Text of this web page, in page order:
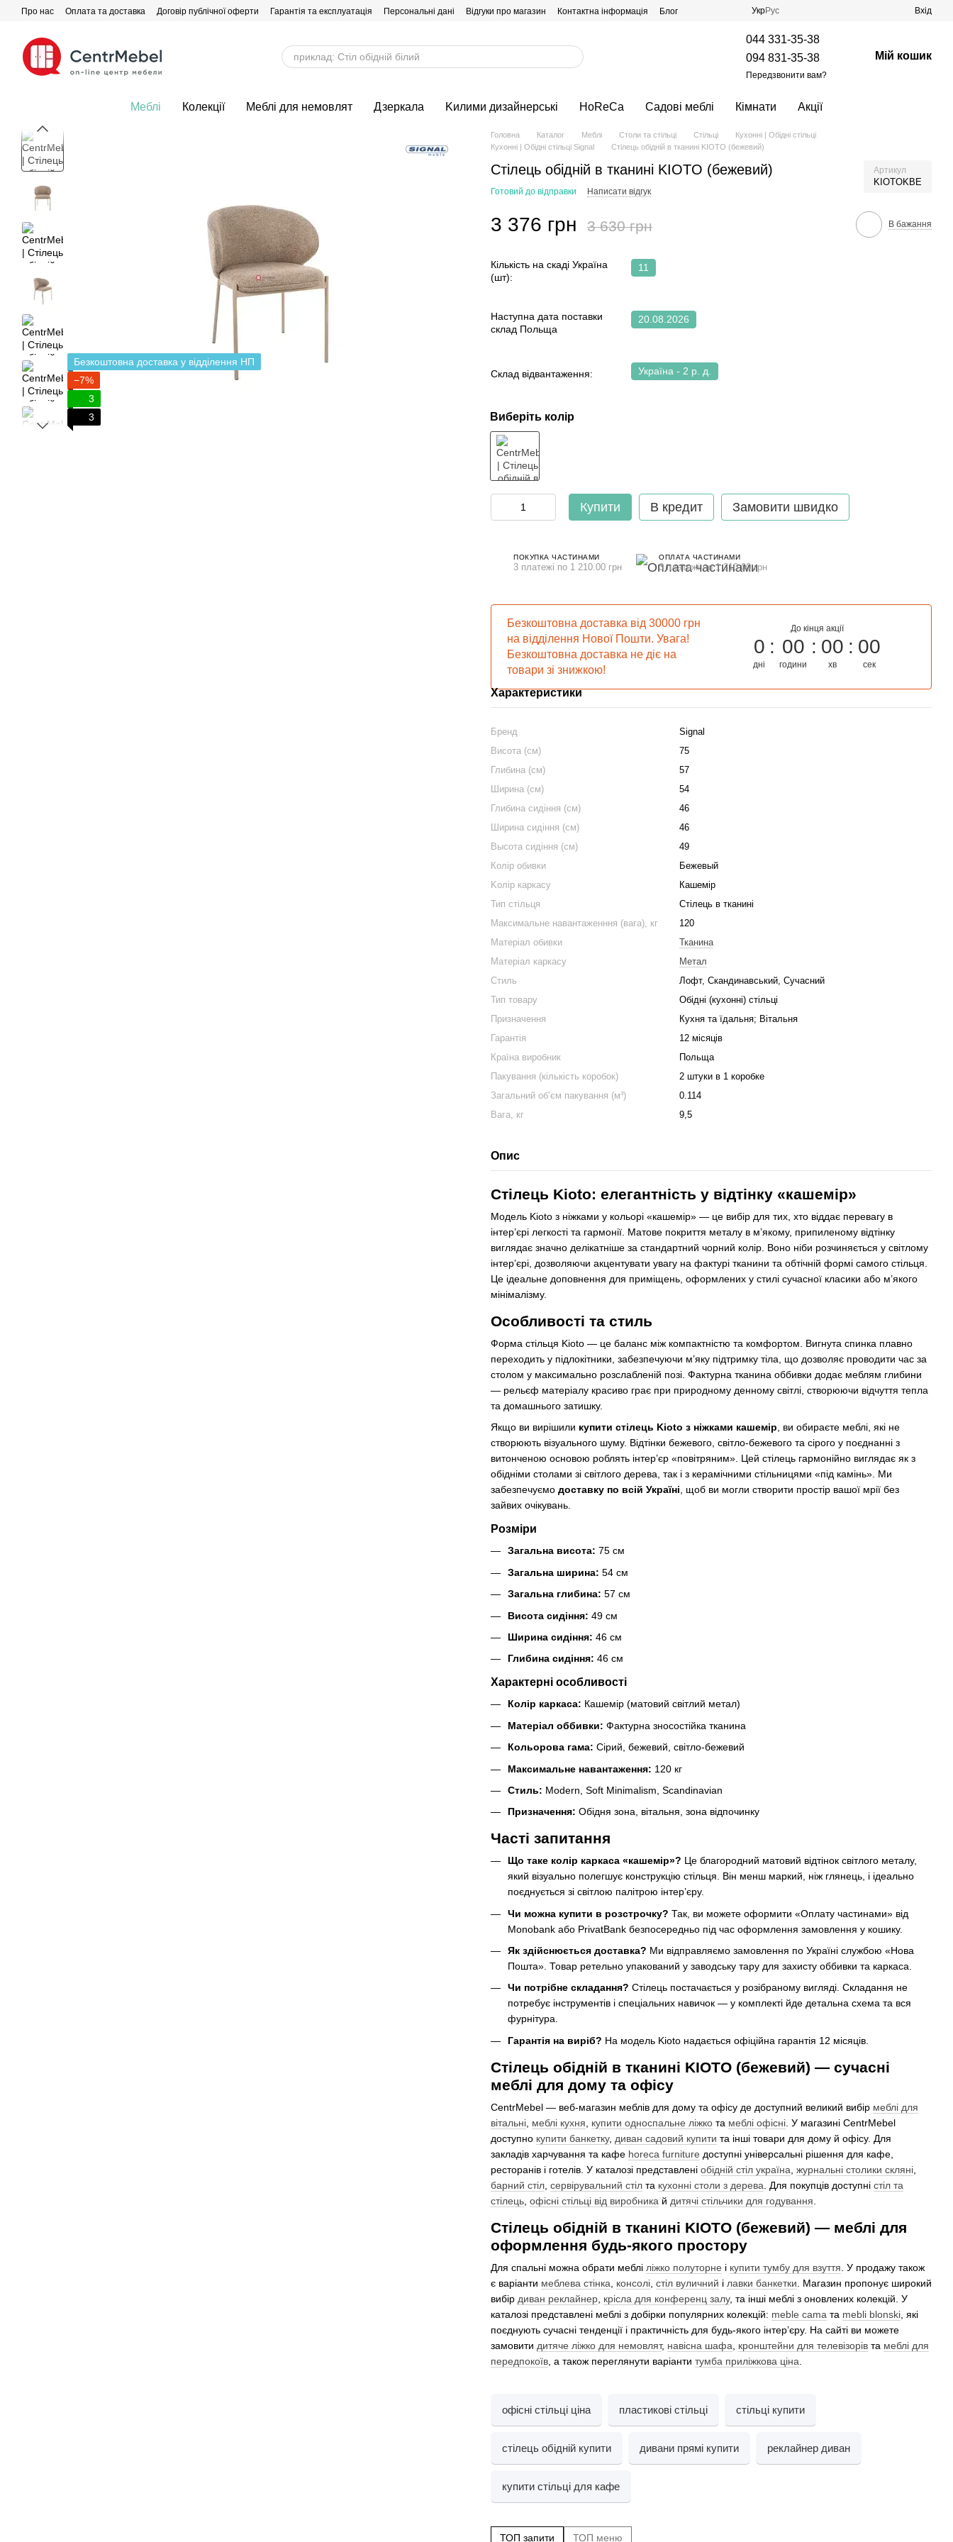
Перейти до основного контенту
Про нас Оплата та доставка Договір публічної оферти Гарантія та експлуатація Персональні дані Відгуки про магазин Контактна інформація Блог УкрРус Вхід
044 331-35-38
094 831-35-38
Передзвонити вам?
Мій кошик
Меблі Колекції Меблі для немовлят Дзеркала Kилими дизайнерські HoReCa Садові меблі Кімнати Акції
Безкоштовна доставка у відділення НП
−7%
3
3
Головна Каталог Меблі Столи та стільці Стільці
Кухонні | Обідні стільці
Кухонні | Обідні стільці Signal
Стілець обідній в тканині KIOTO (бежевий)
Стілець обідній в тканині KIOTO (бежевий) Артикул
KIOTOKBE
Готовий до відправки Написати відгук
3 376 грн 3 630 грн В бажання
Кількість на скаді Україна
(шт):
11
Наступна дата поставки
склад Польща
20.08.2026
Склад відвантаження: Україна - 2 р. д.
Виберіть колір
Купити В кредит Замовити швидко
ПОКУПКА ЧАСТИНАМИ
3 платежі по 1 210.00 грн
ОПЛАТА ЧАСТИНАМИ
3 платежі по 1 210.00 грн
Безкоштовна доставка від 30000 грн
на відділення Нової Пошти. Увага!
Безкоштовна доставка не діє на
товари зі знижкою!
До кінця акції
0
дні
00
години
00
хв
00
сек
Характеристики
Бренд
Signal
Висота (см)
75
Глибина (см)
57
Ширина (см)
54
Глибина сидіння (см)
46
Ширина сидіння (см)
46
Высота сидіння (см)
49
Колір обивки
Бежевый
Kолір каркасу
Кашемір
Тип стільця
Стілець в тканині
Максимальне навантаженння (вага), кг
120
Матеріал обивки
Тканина
Матеріал каркасу
Метал
Стиль
Лофт, Скандинавський, Сучасний
Тип товару
Обідні (кухонні) стільці
Призначення
Кухня та їдальня; Вітальня
Гарантія
12 місяців
Країна виробник
Польща
Пакування (кількість коробок)
2 штуки в 1 коробке
Загальний об’єм пакування (м³)
0.114
Вага, кг
9,5
Опис
Стілець Kioto: елегантність у відтінку «кашемір»
Модель Kioto з ніжками у кольорі «кашемір» — це вибір для тих, хто віддає перевагу в
інтер’єрі легкості та гармонії. Матове покриття металу в м’якому, припиленому відтінку
виглядає значно делікатніше за стандартний чорний колір. Воно ніби розчиняється у світлому
інтер’єрі, дозволяючи акцентувати увагу на фактурі тканини та обтічній формі самого стільця.
Це ідеальне доповнення для приміщень, оформлених у стилі сучасної класики або м’якого
мінімалізму.
Особливості та стиль
Форма стільця Kioto — це баланс між компактністю та комфортом. Вигнута спинка плавно
переходить у підлокітники, забезпечуючи м’яку підтримку тіла, що дозволяє проводити час за
столом у максимально розслабленій позі. Фактурна тканина оббивки додає меблям глибини
— рельєф матеріалу красиво грає при природному денному світлі, створюючи відчуття тепла
та домашнього затишку.
Якщо ви вирішили купити стілець Kioto з ніжками кашемір, ви обираєте меблі, які не
створюють візуального шуму. Відтінки бежевого, світло-бежевого та сірого у поєднанні з
витонченою основою роблять інтер’єр «повітряним». Цей стілець гармонійно виглядає як з
обідніми столами зі світлого дерева, так і з керамічними стільницями «під камінь». Ми
забезпечуємо доставку по всій Україні, щоб ви могли створити простір вашої мрії без
зайвих очікувань.
Розміри
Загальна висота: 75 см
Загальна ширина: 54 см
Загальна глибина: 57 см
Висота сидіння: 49 см
Ширина сидіння: 46 см
Глибина сидіння: 46 см
Характерні особливості
Колір каркаса: Кашемір (матовий світлий метал)
Матеріал оббивки: Фактурна зносостійка тканина
Кольорова гама: Сірий, бежевий, світло-бежевий
Максимальне навантаження: 120 кг
Стиль: Modern, Soft Minimalism, Scandinavian
Призначення: Обідня зона, вітальня, зона відпочинку
Часті запитання
Що таке колір каркаса «кашемір»? Це благородний матовий відтінок світлого металу,
який візуально полегшує конструкцію стільця. Він менш маркий, ніж глянець, і ідеально
поєднується зі світлою палітрою інтер’єру.
Чи можна купити в розстрочку? Так, ви можете оформити «Оплату частинами» від
Monobank або PrivatBank безпосередньо під час оформлення замовлення у кошику.
Як здійснюється доставка? Ми відправляємо замовлення по Україні службою «Нова
Пошта». Товар ретельно упакований у заводську тару для захисту оббивки та каркаса.
Чи потрібне складання? Стілець постачається у розібраному вигляді. Складання не
потребує інструментів і спеціальних навичок — у комплекті йде детальна схема та вся
фурнітура.
Гарантія на виріб? На модель Kioto надається офіційна гарантія 12 місяців.
Стілець обідній в тканині KIOTO (бежевий) — сучасні
меблі для дому та офісу
CentrMebel — веб-магазин меблів для дому та офісу де доступний великий вибір меблі для
вітальні меблі кухня купити односпальне ліжко та меблі офісні . У магазині CentrMebel
доступно купити банкетку, диван садовий купити та інші товари для дому й офісу. Для
закладів харчування та кафе horeca furniture доступні універсальні рішення для кафе,
ресторанів і готелів. У каталозі представлені обідній стіл україна журнальні столики скляні
барний стіл сервірувальний стіл та кухонні столи з дерева . Для покупців доступні стіл та
стілець офісні стільці від виробника й дитячі стільчики для годування
Стілець обідній в тканині KIOTO (бежевий) — меблі для
оформлення будь-якого простору
Для спальні можна обрати меблі ліжко полуторне і купити тумбу для взуття . У продажу також
є варіанти меблева стінка консолі стіл вуличний і лавки банкетки . Магазин пропонує широкий
вибір диван реклайнер крісла для конференц залу, та інші меблі з оновлених колекцій. У
каталозі представлені меблі з добірки популярних колекцій: meble cama та mebli blonski , які
поєднують сучасні тенденції і практичність для будь-якого інтер’єру. На сайті ви можете
замовити дитяче ліжко для немовлят, навісна шафа кронштейни для телевізорів та меблі для
передпокоїв , а також переглянути варіанти тумба приліжкова ціна
офісні стільці ціна пластикові стільці стільці купити
стілець обідній купити дивани прямі купити реклайнер диван
купити стільці для кафе
ТОП запити ТОП меню